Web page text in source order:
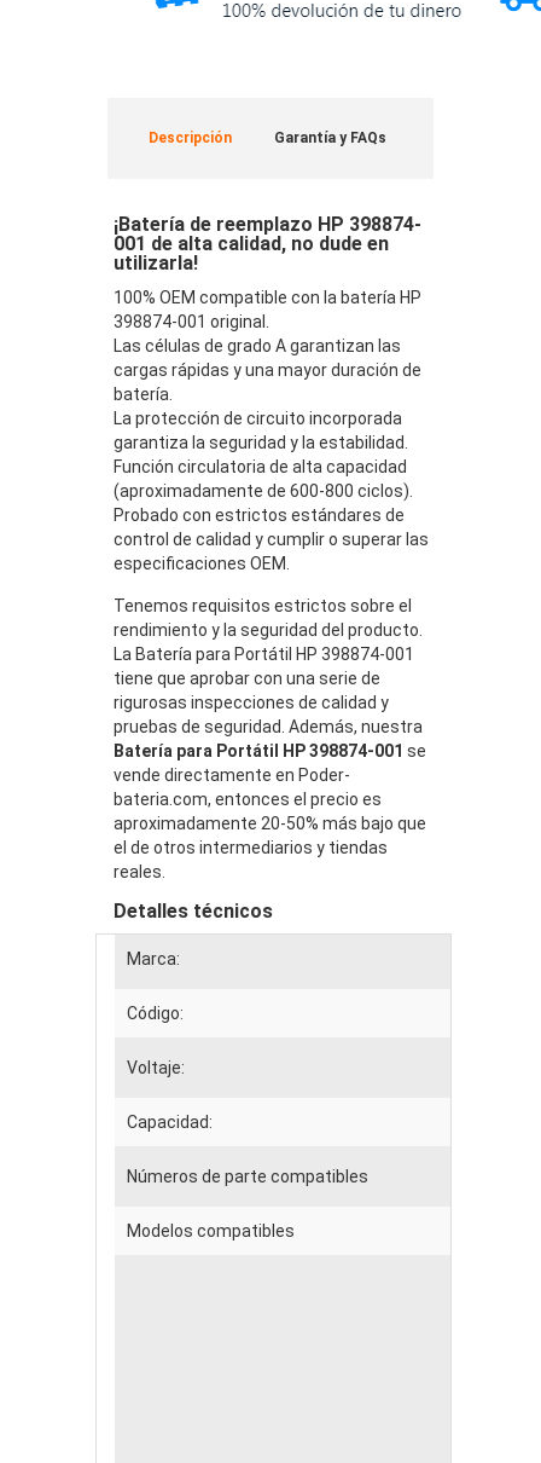
Descripción Garantía y FAQs
¡Batería de reemplazo HP 398874-
001 de alta calidad, no dude en
utilizarla!
100% OEM compatible con la batería HP
398874-001 original.
Las células de grado A garantizan las
cargas rápidas y una mayor duración de
batería.
La protección de circuito incorporada
garantiza la seguridad y la estabilidad.
Función circulatoria de alta capacidad
(aproximadamente de 600-800 ciclos).
Probado con estrictos estándares de
control de calidad y cumplir o superar las
especificaciones OEM.
Tenemos requisitos estrictos sobre el
rendimiento y la seguridad del producto.
La Batería para Portátil HP 398874-001
tiene que aprobar con una serie de
rigurosas inspecciones de calidad y
pruebas de seguridad. Además, nuestra
Batería para Portátil HP 398874-001 se
vende directamente en Poder-
bateria.com, entonces el precio es
aproximadamente 20-50% más bajo que
el de otros intermediarios y tiendas
reales.
Detalles técnicos
Marca:
Código:
Voltaje:
Capacidad:
Números de parte compatibles
Modelos compatibles